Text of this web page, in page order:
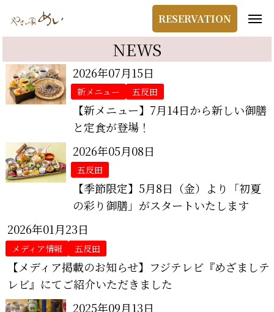
RESERVATION
NEWS
2026年07月15日
新メニュー 五反田
【新メニュー】7月14日から新しい御膳
と定食が登場！
2026年05月08日
五反田
【季節限定】5月8日（金）より「初夏
の彩り御膳」がスタートいたします
2026年01月23日
メディア情報 五反田
【メディア掲載のお知らせ】フジテレビ『めざましテ
レビ』にてご紹介いただきました
2025年09月13日